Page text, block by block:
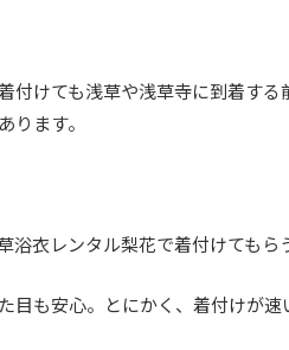
付けても浅草や浅草寺に到着す
ります。
浴衣レンタル梨花で着付けてもら
目も安心。とにかく、着付けが速